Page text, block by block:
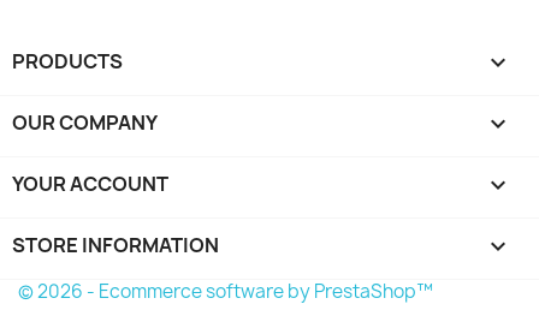
PRODUCTS 
OUR COMPANY 
YOUR ACCOUNT 
STORE INFORMATION keyboard_arrow_down
© 2026 - Ecommerce software by PrestaShop™